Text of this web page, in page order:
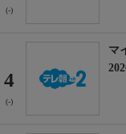
(-)
4
(-)
マ